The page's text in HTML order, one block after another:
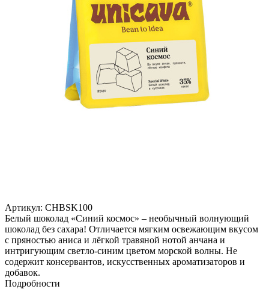
Артикул: CHBSK100
Белый шоколад «Синий космос» – необычный волнующий
шоколад без сахара! Отличается мягким освежающим вкусом
с пряностью аниса и лёгкой травяной нотой анчана и
интригующим светло-синим цветом морской волны. Не
содержит консервантов, искусственных ароматизаторов и
добавок.
Подробности